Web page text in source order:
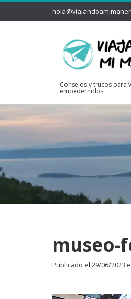
Consejos y trucos para
empedernidos
Publicado el 29/06/2023